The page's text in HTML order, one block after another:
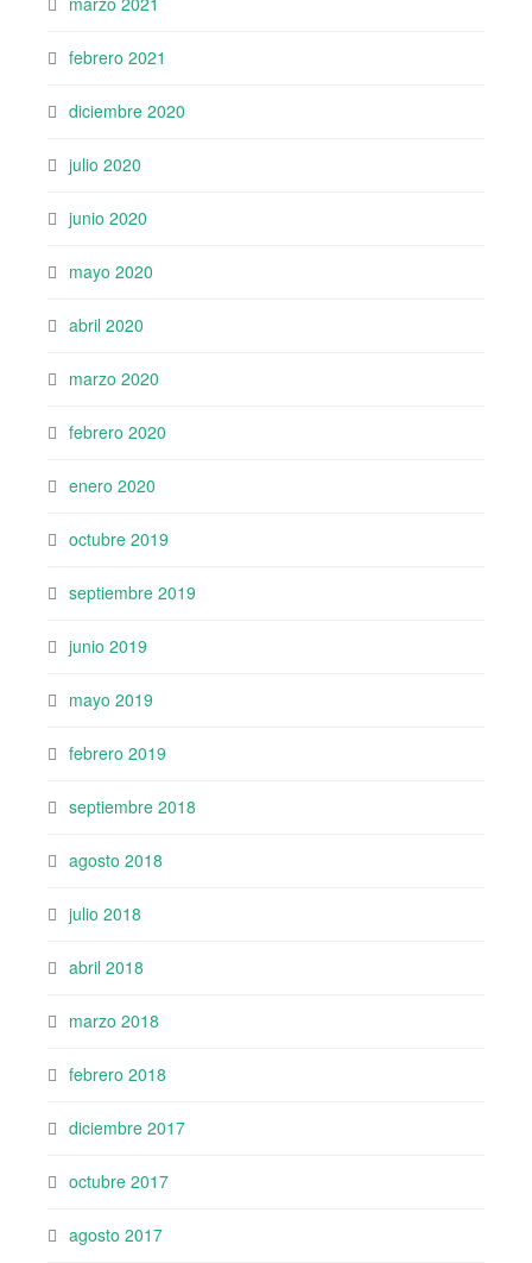
febrero 2021
diciembre 2020
julio 2020
junio 2020
mayo 2020
abril 2020
marzo 2020
febrero 2020
enero 2020
octubre 2019
septiembre 2019
junio 2019
mayo 2019
febrero 2019
septiembre 2018
agosto 2018
julio 2018
abril 2018
marzo 2018
febrero 2018
diciembre 2017
octubre 2017
agosto 2017